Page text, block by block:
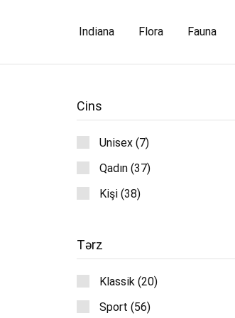
Indiana Flora Fauna
Cins
Unisex (7)
Qadın (37)
Kişi (38)
Tərz
Klassik (20)
Sport (56)